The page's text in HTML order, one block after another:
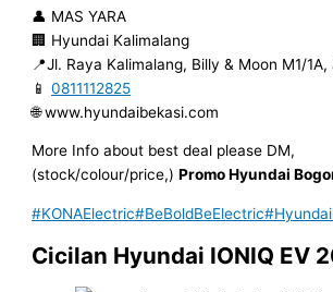
👤 MAS YARA
🏢 Hyundai Kalimalang
📍Jl. Raya Kalimalang, Billy & Moon M1/
📱0811112825
🌐 www.hyundaibekasi.com
More Info about best deal please DM,
(stock/colour/price,)Promo Hyundai
#KONAElectric#BeBoldBeElectric
Cicilan Hyundai IONIQ EV